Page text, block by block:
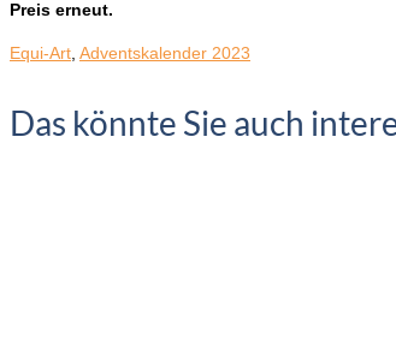
Preis erneut.
Equi-Art Adventskalender 2023
Das könnte Sie auch